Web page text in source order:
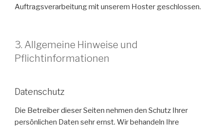
Auftragsverarbeitung mit unserem Hoster geschlossen.
3. Allgemeine Hinweise und
Pflichtinformationen
Datenschutz
Die Betreiber dieser Seiten nehmen den Schutz Ihrer
persönlichen Daten sehr ernst. Wir behandeln Ihre